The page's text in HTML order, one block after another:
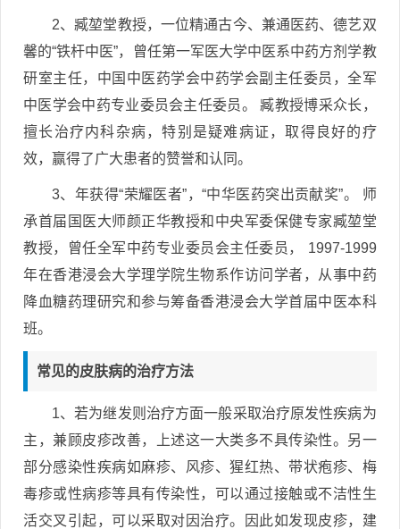
2、臧堃堂教授，一位精通古今、兼通医药、德艺双
馨的“铁杆中医”，曾任第一军医大学中医系中药方剂学教
研室主任，中国中医药学会中药学会副主任委员，全军
中医学会中药专业委员会主任委员。 臧教授博采众长，
擅长治疗内科杂病，特别是疑难病证，取得良好的疗
效，赢得了广大患者的赞誉和认同。
3、年获得“荣耀医者”，“中华医药突出贡献奖”。 师
承首届国医大师颜正华教授和中央军委保健专家臧堃堂
教授，曾任全军中药专业委员会主任委员， 1997-1999
年在香港浸会大学理学院生物系作访问学者，从事中药
降血糖药理研究和参与筹备香港浸会大学首届中医本科
班。
常见的皮肤病的治疗方法
1、若为继发则治疗方面一般采取治疗原发性疾病为
主，兼顾皮疹改善，上述这一大类多不具传染性。另一
部分感染性疾病如麻疹、风疹、猩红热、带状疱疹、梅
毒疹或性病疹等具有传染性，可以通过接触或不洁性生
活交叉引起，可以采取对因治疗。因此如发现皮疹，建